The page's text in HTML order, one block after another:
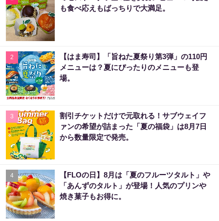
も食べ応えもばっちりで大満足。
2
【はま寿司】「旨ねた夏祭り第3弾」の110円
メニューは？夏にぴったりのメニューも登
場。
3
割引チケットだけで元取れる！サブウェイフ
ァンの希望が詰まった「夏の福袋」は8月7日
から数量限定で発売。
4
【FLOの日】8月は「夏のフルーツタルト」や
「あんずのタルト」が登場！人気のプリンや
焼き菓子もお得に。